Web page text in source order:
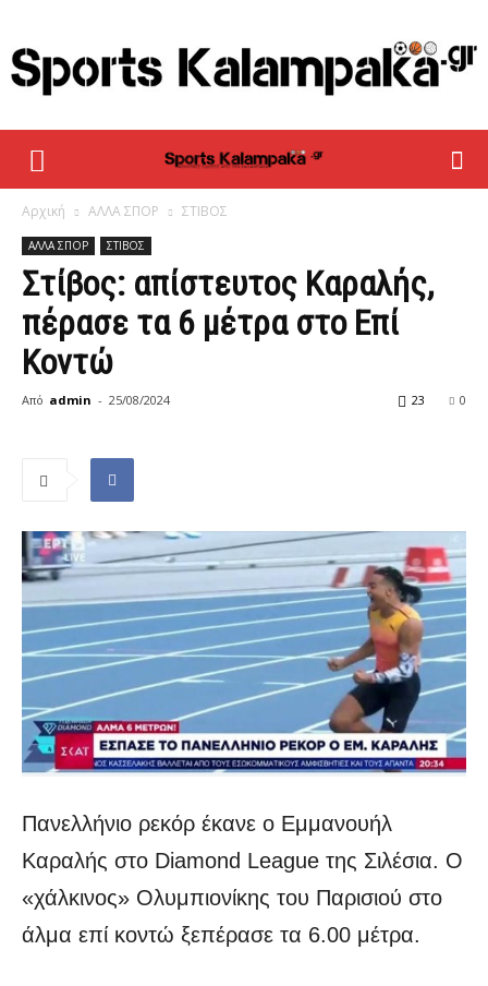
sportskalampaka
Αρχική ΑΛΛΑ ΣΠΟΡ ΣΤΙΒΟΣ
ΑΛΛΑ ΣΠΟΡ ΣΤΙΒΟΣ
Στίβος: απίστευτος Καραλής,
πέρασε τα 6 μέτρα στο Επί
Κοντώ
Από admin - 25/08/2024 0
23
Πανελλήνιο ρεκόρ έκανε ο Εμμανουήλ
Καραλής στο Diamond League της Σιλέσια. Ο
«χάλκινος» Ολυμπιονίκης του Παρισιού στο
άλμα επί κοντώ ξεπέρασε τα 6.00 μέτρα.